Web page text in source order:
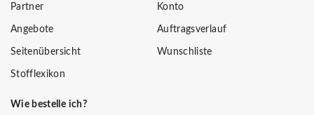
Partner
Angebote
Seitenübersicht
Stofflexikon
Konto
Auftragsverlauf
Wunschliste
Wie bestelle ich?